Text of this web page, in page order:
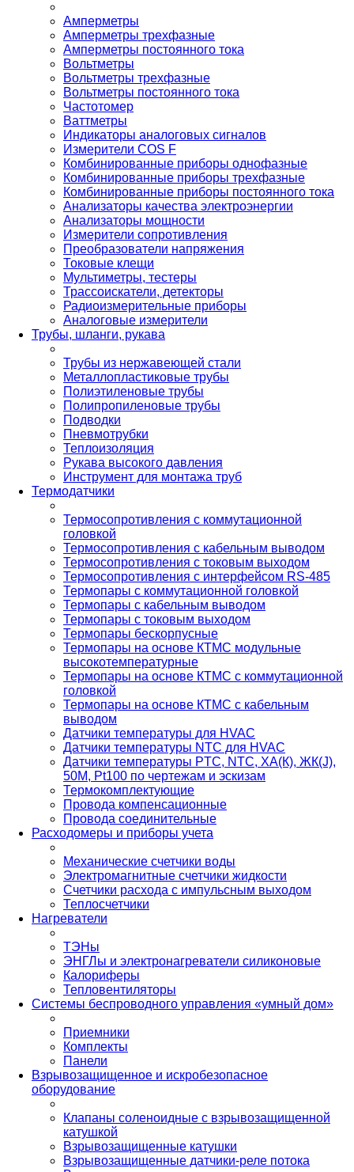
Амперметры
Амперметры трехфазные
Амперметры постоянного тока
Вольтметры
Вольтметры трехфазные
Вольтметры постоянного тока
Частотомер
Ваттметры
Индикаторы аналоговых сигналов
Измерители COS F
Комбинированные приборы однофазные
Комбинированные приборы трехфазные
Комбинированные приборы постоянного тока
Анализаторы качества электроэнергии
Анализаторы мощности
Измерители сопротивления
Преобразователи напряжения
Токовые клещи
Мультиметры, тестеры
Трассоискатели, детекторы
Радиоизмерительные приборы
Аналоговые измерители
Трубы, шланги, рукава
Трубы из нержавеющей стали
Металлопластиковые трубы
Полиэтиленовые трубы
Полипропиленовые трубы
Подводки
Пневмотрубки
Теплоизоляция
Рукава высокого давления
Инструмент для монтажа труб
Термодатчики
Термосопротивления с коммутационной
головкой
Термосопротивления с кабельным выводом
Термосопротивления с токовым выходом
Термосопротивления с интерфейсом RS-485
Термопары с коммутационной головкой
Термопары с кабельным выводом
Термопары с токовым выходом
Термопары бескорпусные
Термопары на основе КТМС модульные
высокотемпературные
Термопары на основе КТМС с коммутационной
головкой
Термопары на основе КТМС с кабельным
выводом
Датчики температуры для HVAC
Датчики температуры NTC для HVAC
Датчики температуры PTС, NTC, ХА(К), ЖК(J),
50М, Pt100 по чертежам и эскизам
Термокомплектующие
Провода компенсационные
Провода соединительные
Расходомеры и приборы учета
Механические счетчики воды
Электромагнитные счетчики жидкости
Счетчики расхода с импульсным выходом
Теплосчетчики
Нагреватели
ТЭНы
ЭНГЛы и электронагреватели силиконовые
Калориферы
Тепловентиляторы
Системы беспроводного управления «умный дом»
Приемники
Комплекты
Панели
Взрывозащищенное и искробезопасное
оборудование
Клапаны соленоидные с взрывозащищенной
катушкой
Взрывозащищенные катушки
Взрывозащищенные датчики-реле потока